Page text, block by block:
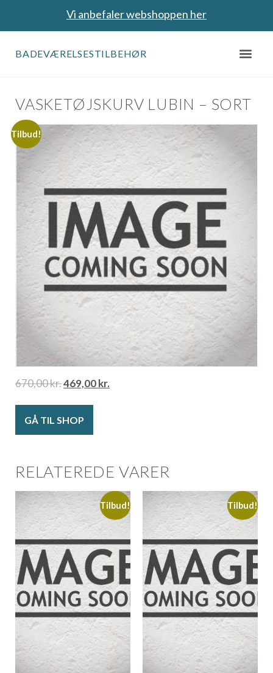
Vi anbefaler webshoppen her
BADEVÆRELSESTILBEHØR
VASKETØJSKURV LUBIN – SORT
Tilbud!
670,00kr.469,00kr.
GÅ TIL SHOP
RELATEREDE VARER
Tilbud! Tilbud!